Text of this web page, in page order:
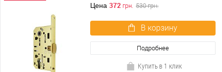
Цена 372 грн. 530грн.
В корзину
Подробнее
Купить в 1 клик